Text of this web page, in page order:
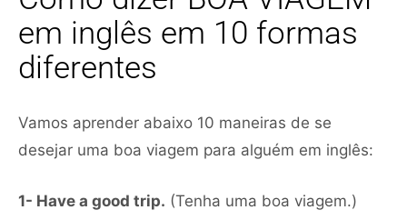
em inglês em 10 formas
diferentes
Vamos aprender abaixo 10 maneiras de se
desejar uma boa viagem para alguém em inglês:
1- Have a good trip. (Tenha uma boa viagem.)